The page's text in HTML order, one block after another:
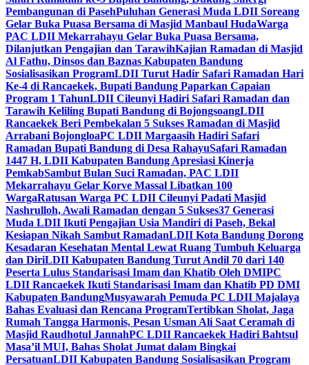
Pembangunan di PasehPuluhan Generasi Muda LDII Soreang
Gelar Buka Puasa Bersama di Masjid Manbaul HudaWarga
PAC LDII Mekarrahayu Gelar Buka Puasa Bersama,
Dilanjutkan Pengajian dan TarawihKajian Ramadan di Masjid
Al Fathu, Dinsos dan Baznas Kabupaten Bandung
Sosialisasikan ProgramLDII Turut Hadir Safari Ramadan Hari
Ke-4 di Rancaekek, Bupati Bandung Paparkan Capaian
Program 1 TahunLDII Cileunyi Hadiri Safari Ramadan dan
Tarawih Keliling Bupati Bandung di BojongsoangLDII
Rancaekek Beri Pembekalan 5 Sukses Ramadan di Masjid
Arrabani BojongloaPC LDII Margaasih Hadiri Safari
Ramadan Bupati Bandung di Desa RahayuSafari Ramadan
1447 H, LDII Kabupaten Bandung Apresiasi Kinerja
PemkabSambut Bulan Suci Ramadan, PAC LDII
Mekarrahayu Gelar Korve Massal Libatkan 100
WargaRatusan Warga PC LDII Cileunyi Padati Masjid
Nashrulloh, Awali Ramadan dengan 5 Sukses37 Generasi
Muda LDII Ikuti Pengajian Usia Mandiri di Paseh, Bekal
Kesiapan Nikah Sambut RamadanLDII Kota Bandung Dorong
Kesadaran Kesehatan Mental Lewat Ruang Tumbuh Keluarga
dan DiriLDII Kabupaten Bandung Turut Andil 70 dari 140
Peserta Lulus Standarisasi Imam dan Khatib Oleh DMIPC
LDII Rancaekek Ikuti Standarisasi Imam dan Khatib PD DMI
Kabupaten BandungMusyawarah Pemuda PC LDII Majalaya
Bahas Evaluasi dan Rencana ProgramTertibkan Sholat, Jaga
Rumah Tangga Harmonis, Pesan Usman Ali Saat Ceramah di
Masjid Raudhotul JannahPC LDII Rancaekek Hadiri Bahtsul
Masa’il MUI, Bahas Sholat Jumat dalam Bingkai
PersatuanLDII Kabupaten Bandung Sosialisasikan Program